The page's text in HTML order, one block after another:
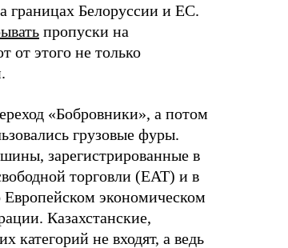
границах Белоруссии и ЕС.
пропуски на
от этого не только
«Бобровники», а потом
грузовые фуры.
зарегистрированные в
торговли (EAT) и в
Европейском экономическом
Казахстанские,
категорий не входят, а ведь